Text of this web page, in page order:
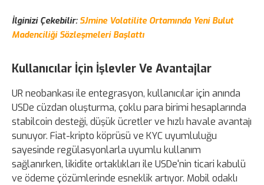
İlginizi Çekebilir: SJmine Volatilite Ortamında Yeni Bulut
Madenciliği Sözleşmeleri Başlattı
Kullanıcılar İçin İşlevler Ve Avantajlar
UR neobankası ile entegrasyon, kullanıcılar için anında
USDe cüzdan oluşturma, çoklu para birimi hesaplarında
stabilcoin desteği, düşük ücretler ve hızlı havale avantajı
sunuyor. Fiat-kripto köprüsü ve KYC uyumluluğu
sayesinde regülasyonlarla uyumlu kullanım
sağlanırken, likidite ortaklıkları ile USDe'nin ticari kabulü
ve ödeme çözümlerinde esneklik artıyor. Mobil odaklı